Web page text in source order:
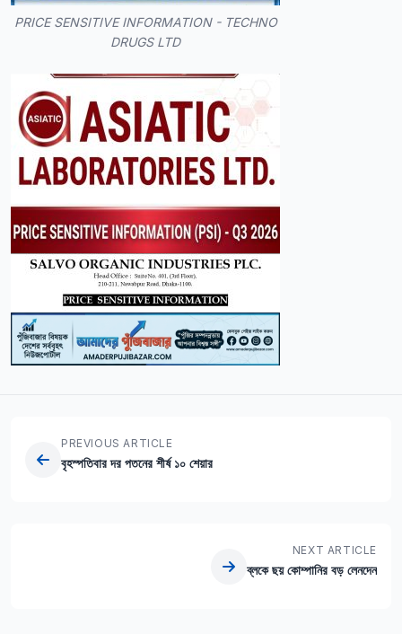
PRICE SENSITIVE INFORMATION - TECHNO
DRUGS LTD
PREVIOUS ARTICLE
বৃহস্পতিবার দর পতনের শীর্ষ ১০ শেয়ার
NEXT ARTICLE
ব্লকে ছয় কোম্পানির বড় লেনদেন